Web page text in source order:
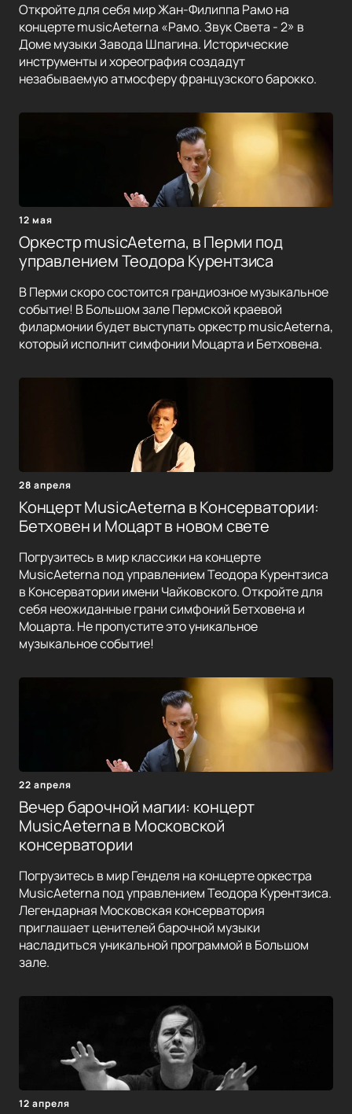
Откройте для себя мир Жан-Филиппа Рамо на
концерте musicAeterna «Рамо. Звук Света - 2» в
Доме музыки Завода Шпагина. Исторические
инструменты и хореография создадут
незабываемую атмосферу французского барокко.
12 мая
Оркестр musicAeterna, в Перми под
управлением Теодора Курентзиса
В Перми скоро состоится грандиозное музыкальное
событие! В Большом зале Пермской краевой
филармонии будет выступать оркестр musicAeterna,
который исполнит симфонии Моцарта и Бетховена.
28 апреля
Концерт MusicAeterna в Консерватории:
Бетховен и Моцарт в новом свете
Погрузитесь в мир классики на концерте
MusicAeterna под управлением Теодора Курентзиса
в Консерватории имени Чайковского. Откройте для
себя неожиданные грани симфоний Бетховена и
Моцарта. Не пропустите это уникальное
музыкальное событие!
22 апреля
Вечер барочной магии: концерт
MusicAeterna в Московской
консерватории
Погрузитесь в мир Генделя на концерте оркестра
MusicAeterna под управлением Теодора Курентзиса.
Легендарная Московская консерватория
приглашает ценителей барочной музыки
насладиться уникальной программой в Большом
зале.
12 апреля